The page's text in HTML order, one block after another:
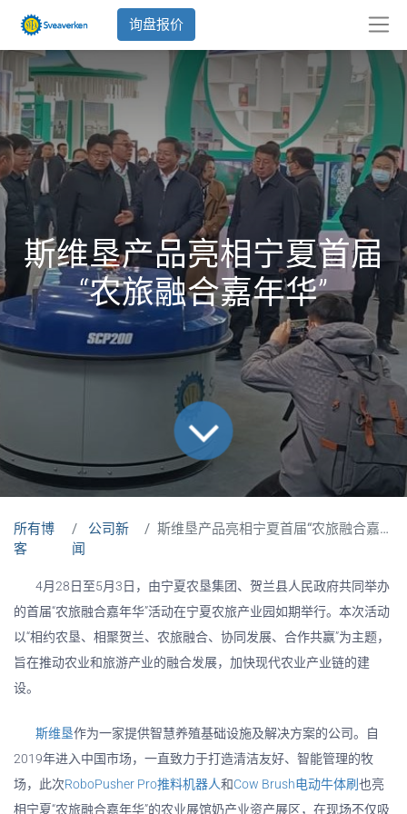
询盘报价
斯维垦产品亮相宁夏首届
“农旅融合嘉年华”
所有博
客
公司新
闻
斯维垦产品亮相宁夏首届“农旅融合嘉年华”
4月28日至5月3日，由宁夏农垦集团、贺兰县人民政府共同举办
的首届“农旅融合嘉年华”活动在宁夏农旅产业园如期举行。本次活动
以“相约农垦、相聚贺兰、农旅融合、协同发展、合作共赢”为主题，
旨在推动农业和旅游产业的融合发展，加快现代农业产业链的建
设。
斯维垦作为一家提供智慧养殖基础设施及解决方案的公司。自
2019年进入中国市场，一直致力于打造清洁友好、智能管理的牧
场，此次RoboPusher Pro推料机器人和Cow Brush电动牛体刷 也亮
相宁夏“农旅融合嘉年华”的农业展馆奶产业资产展区，在现场不仅吸